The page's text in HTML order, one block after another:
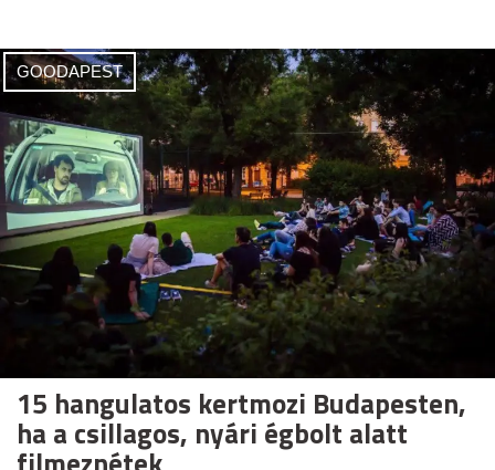
GOODAPEST
15 hangulatos kertmozi Budapesten,
ha a csillagos, nyári égbolt alatt